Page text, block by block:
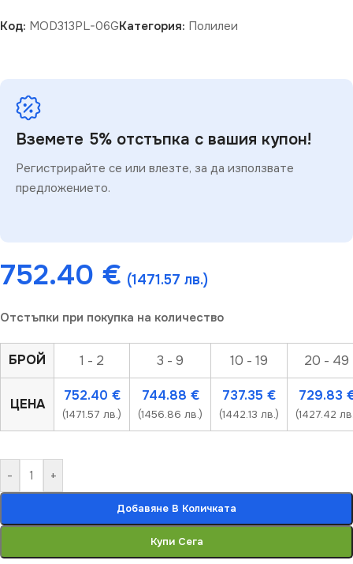
Код: MOD313PL-06GКатегория: Полилеи
Вземете 5% отстъпка с вашия купон!
Регистрирайте се или влезте, за да използвате
предложението.
752.40 € (1471.57 лв.)
Отстъпки при покупка на количество
БРОЙ 1 - 2 3 - 9 10 - 19 20 - 49
ЦЕНА
752.40 €
(1471.57 лв.)
744.88 €
(1456.86 лв.)
737.35 €
(1442.13 лв.)
729.83
(1427.42
- +
Добавяне В Количката
Купи Сега